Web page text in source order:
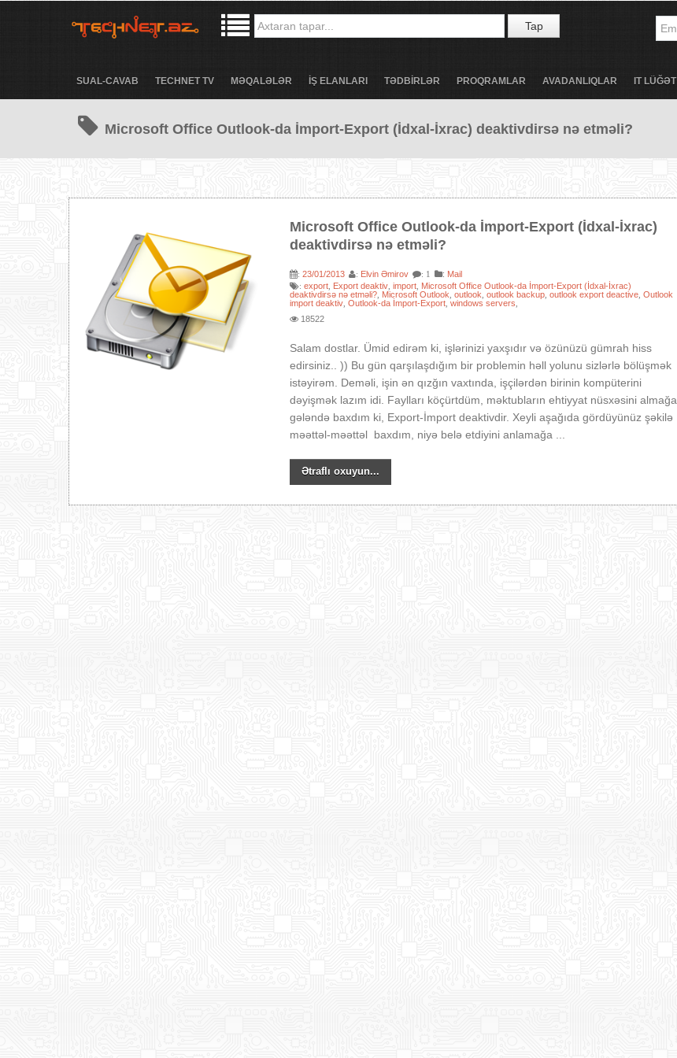
Tap
SUAL-CAVAB TECHNET TV MƏQALƏLƏR İŞ ELANLARI TƏDBİRLƏR PROQRAMLAR AVADANLIQLAR IT LÜĞƏT
Microsoft Office Outlook-da İmport-Export (İdxal-İxrac) deaktivdirsə nə etməli?
Microsoft Office Outlook-da İmport-Export (İdxal-İxrac)
deaktivdirsə nə etməli?
:23/01/2013 : Elvin Əmirov : 1 : Mail
:export Export deaktiv ,import Microsoft Office Outlook-da İmport-Export (İdxal-İxrac)
deaktivdirsə nə etməli? Microsoft Outlook ,outlook ,outlook backup ,outlook export deactive ,Outlook
import deaktiv ,Outlook-da İmport-Export ,windows servers
18522
Salam dostlar. Ümid edirəm ki, işlərinizi yaxşıdır və özünüzü gümrah hiss
edirsiniz.. )) Bu gün qarşılaşdığım bir problemin həll yolunu sizlərlə bölüşmək
istəyirəm. Deməli, işin ən qızğın vaxtında, işçilərdən birinin kompüterini
dəyişmək lazım idi. Faylları köçürtdüm, məktubların ehtiyyat nüsxəsini almağa
gələndə baxdım ki, Export-İmport deaktivdir. Xeyli aşağıda gördüyünüz şəkilə
məəttəl-məəttəl baxdım, niyə belə etdiyini anlamağa ...
Ətraflı oxuyun...